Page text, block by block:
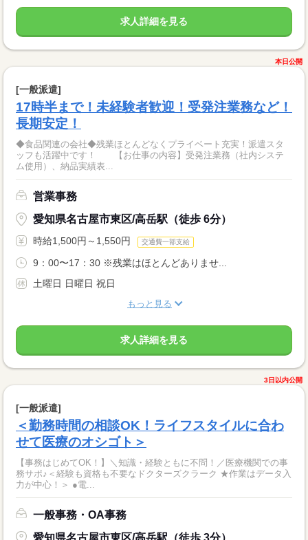
求人詳細を見る
本日公開
[一般派遣]
17時半まで！未経験者歓迎！受発注業務など！
長期安定！
◆食品関連の会社◆残業ほとんどなくプライベート充実！派遣スタ
ッフも活躍中です！ 【お仕事の内容】受発注業務（社内システ
ム使用）、納品実績表...
営業事務
愛知県名古屋市東区/高岳駅（徒歩 6分）
時給1,500円～1,550円 交通費一部支給
9：00〜17：30 ※残業はほとんどありませ...
土曜日 日曜日 祝日
もっと見る
求人詳細を見る
3日以内公開
[一般派遣]
＜勤務時間の相談OK！ライフスタイルに合わ
せて医療のオシゴト＞
【事務はじめてOK！】＼知識・経験ともに不問！／医療機関での事
務サポ♪＜経験も資格も不要なドクターズクラーク ★作業はデータ入
力が中心！＞ ●電...
一般事務・OA事務
愛知県名古屋市東区/高岳駅（徒歩 3分）